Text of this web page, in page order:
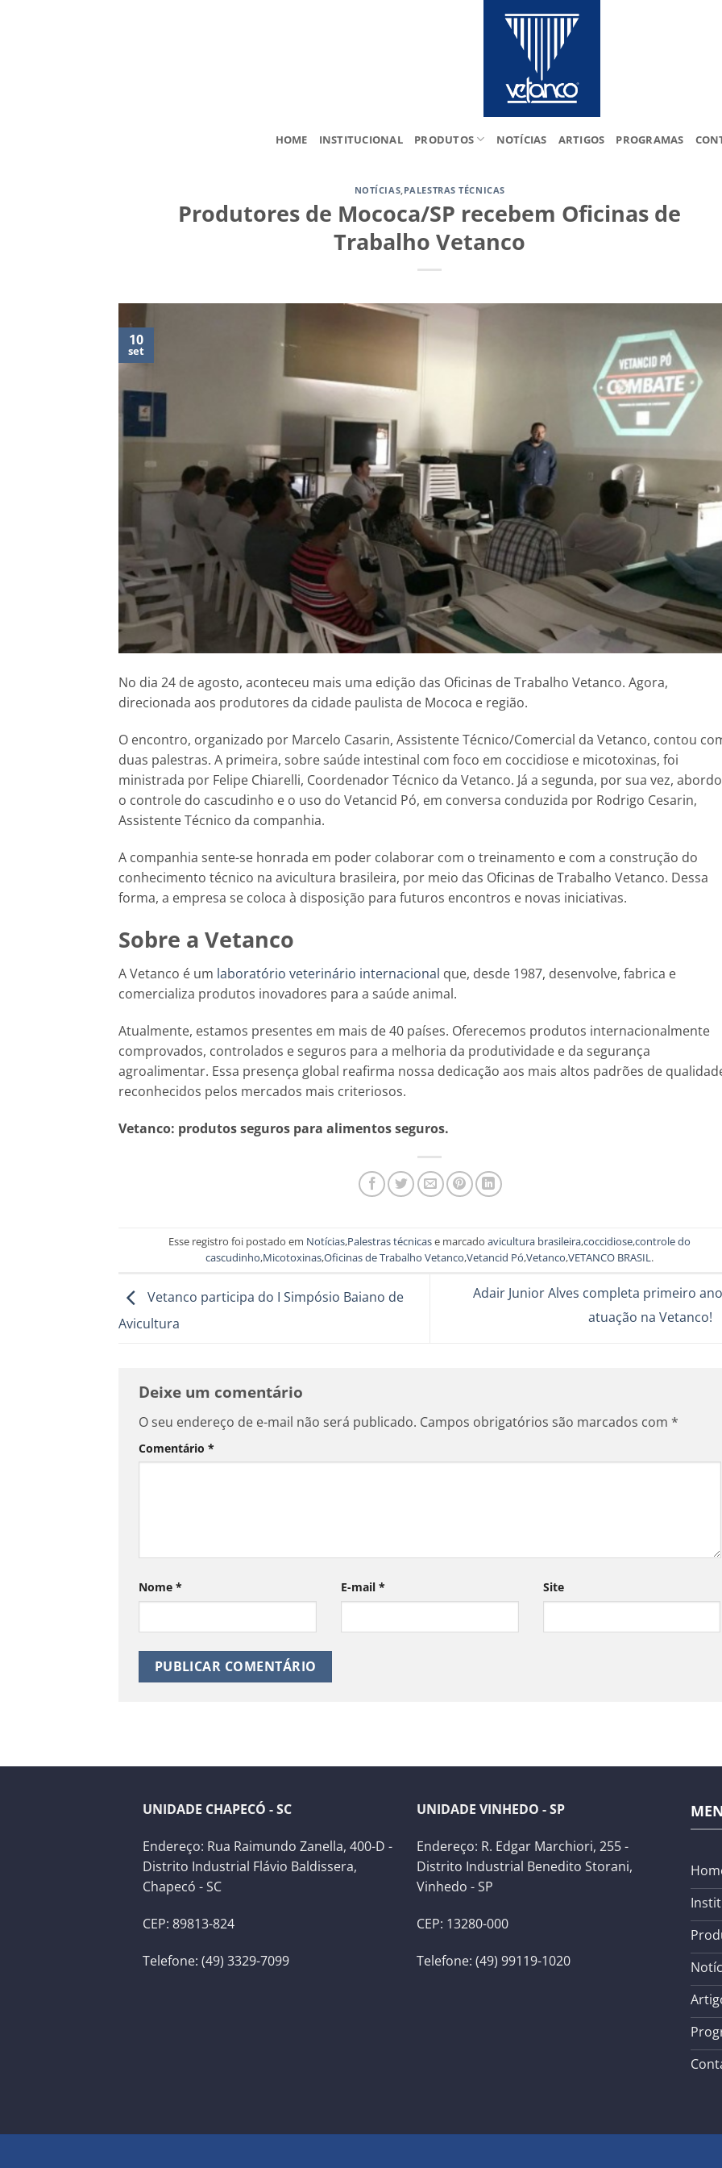
HOME INSTITUCIONAL PRODUTOS NOTÍCIAS ARTIGOS PROGRAMAS
NOTÍCIAS,PALESTRAS TÉCNICAS
Produtores de Mococa/SP recebem Oficinas de
Trabalho Vetanco
10
set
No dia 24 de agosto, aconteceu mais uma edição das Oficinas de Trabalho Vetanco. Agora,
direcionada aos produtores da cidade paulista de Mococa e região.
O encontro, organizado por Marcelo Casarin, Assistente Técnico/Comercial da Vetanco, contou
duas palestras. A primeira, sobre saúde intestinal com foco em coccidiose e micotoxinas, foi
ministrada por Felipe Chiarelli, Coordenador Técnico da Vetanco. Já a segunda, por sua vez,
o controle do cascudinho e o uso do Vetancid Pó, em conversa conduzida por Rodrigo Cesarin,
Assistente Técnico da companhia.
A companhia sente-se honrada em poder colaborar com o treinamento e com a construção do
conhecimento técnico na avicultura brasileira, por meio das Oficinas de Trabalho Vetanco. Dessa
forma, a empresa se coloca à disposição para futuros encontros e novas iniciativas.
Sobre a Vetanco
A Vetanco é um laboratório veterinário internacional que, desde 1987, desenvolve, fabrica e
comercializa produtos inovadores para a saúde animal.
Atualmente, estamos presentes em mais de 40 países. Oferecemos produtos internacionalmente
comprovados, controlados e seguros para a melhoria da produtividade e da segurança
agroalimentar. Essa presença global reafirma nossa dedicação aos mais altos padrões de
reconhecidos pelos mercados mais criteriosos.
Vetanco: produtos seguros para alimentos seguros.
Esse registro foi postado em Notícias,Palestras técnicase marcadoavicultura brasileira,coccidiose,controle do
cascudinho,Micotoxinas,Oficinas de Trabalho Vetanco,Vetancid Pó,Vetanco,VETANCO BRASIL.
Vetanco participa do I Simpósio Baiano de
Avicultura
Adair Junior Alves completa primeiro
atuação na Vetanco!
Deixe um comentário
O seu endereço de e-mail não será publicado. Campos obrigatórios são marcados com *
Comentário *
Nome * E-mail * Site
UNIDADE CHAPECÓ - SC
Endereço: Rua Raimundo Zanella, 400-D -
Distrito Industrial Flávio Baldissera,
Chapecó - SC
CEP: 89813-824
Telefone: (49) 3329-7099
UNIDADE VINHEDO - SP
Endereço: R. Edgar Marchiori, 255 -
Distrito Industrial Benedito Storani,
Vinhedo - SP
CEP: 13280-000
Telefone: (49) 99119-1020